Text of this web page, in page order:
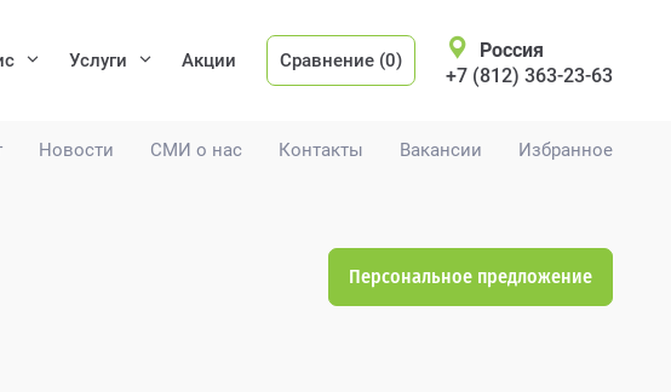
Новости СМИ о нас Контакты Вакансии Избранное
Услуги Акции Сравнение (0)
Россия
+7 (812) 363-23-63
Персональное предложение